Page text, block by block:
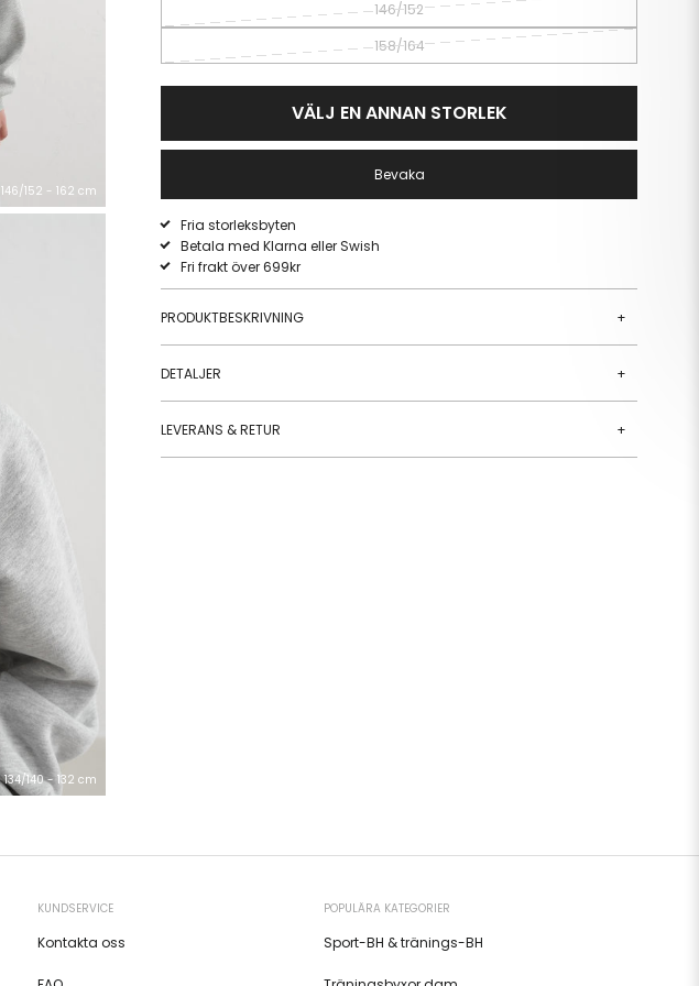
146/152 - 162 cm
134/140 - 132 cm
146/152
158/164
VÄLJ EN ANNAN STORLEK
Bevaka
Fria storleksbyten
Betala med Klarna eller Swish
Fri frakt över 699kr
PRODUKTBESKRIVNING +
DETALJER +
LEVERANS & RETUR +
KUNDSERVICE
Kontakta oss
POPULÄRA KATEGORIER
Sport-BH & tränings-BH